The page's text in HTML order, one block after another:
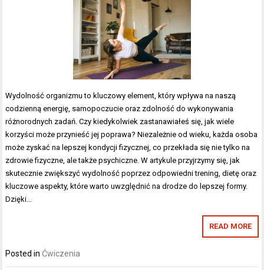
Wydolność organizmu to kluczowy element, który wpływa na naszą
codzienną energię, samopoczucie oraz zdolność do wykonywania
różnorodnych zadań. Czy kiedykolwiek zastanawiałeś się, jak wiele
korzyści może przynieść jej poprawa? Niezależnie od wieku, każda osoba
może zyskać na lepszej kondycji fizycznej, co przekłada się nie tylko na
zdrowie fizyczne, ale także psychiczne. W artykule przyjrzymy się, jak
skutecznie zwiększyć wydolność poprzez odpowiedni trening, dietę oraz
kluczowe aspekty, które warto uwzględnić na drodze do lepszej formy.
Dzięki…
READ MORE
Posted in Ćwiczenia